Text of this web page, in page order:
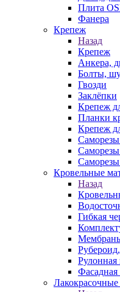
Плита
Фанера
Крепеж
Назад
Крепеж
Анкера,
Болты,
Гвозди
Заклёпки
Крепеж
Планки
Крепеж
Саморезы
Кровельные
Назад
Гибкая
Рулонная